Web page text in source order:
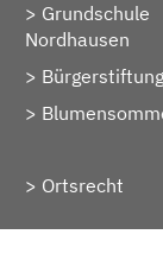
Grundschule
Nordhausen
Bürgerstiftung
Ortsrecht